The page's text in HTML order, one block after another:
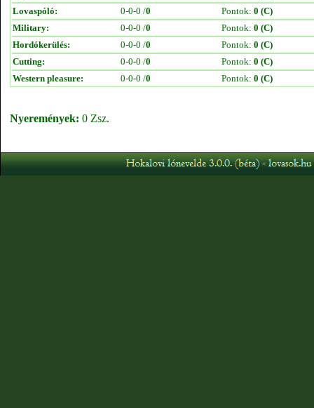
Lovaspóló:
0-0-0 /0 Pontok: 0 (C)
Military:
0-0-0 /0 Pontok: 0 (C)
Hordókerülés:
0-0-0 /0 Pontok: 0 (C)
Cutting:
0-0-0 /0 Pontok: 0 (C)
Western pleasure:
0-0-0 /0 Pontok: 0 (C)
Nyeremények: 0 Zsz.